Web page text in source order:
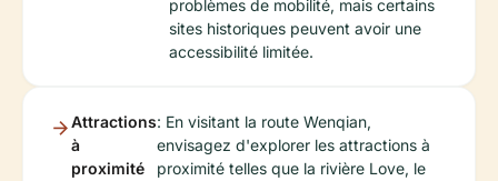
problèmes de mobilité, mais certains
sites historiques peuvent avoir une
accessibilité limitée.
Attractions
à
proximité
: En visitant la route Wenqian,
envisagez d'explorer les attractions à
proximité telles que la rivière Love, le